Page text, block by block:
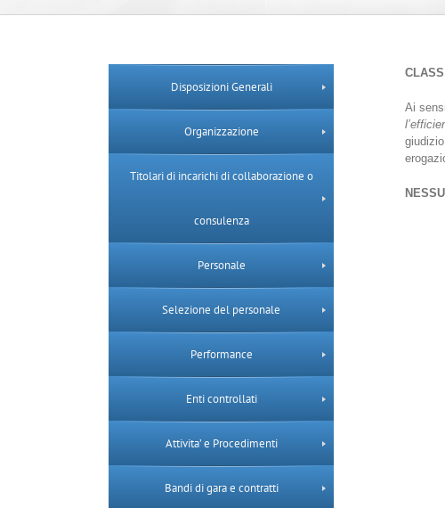
Ai
Disposizioni Generali
Organizzazione
Titolari di incarichi di collaborazione o
consulenza
Personale
Selezione del personale
Performance
Enti controllati
Attivita’ e Procedimenti
Bandi di gara e contratti